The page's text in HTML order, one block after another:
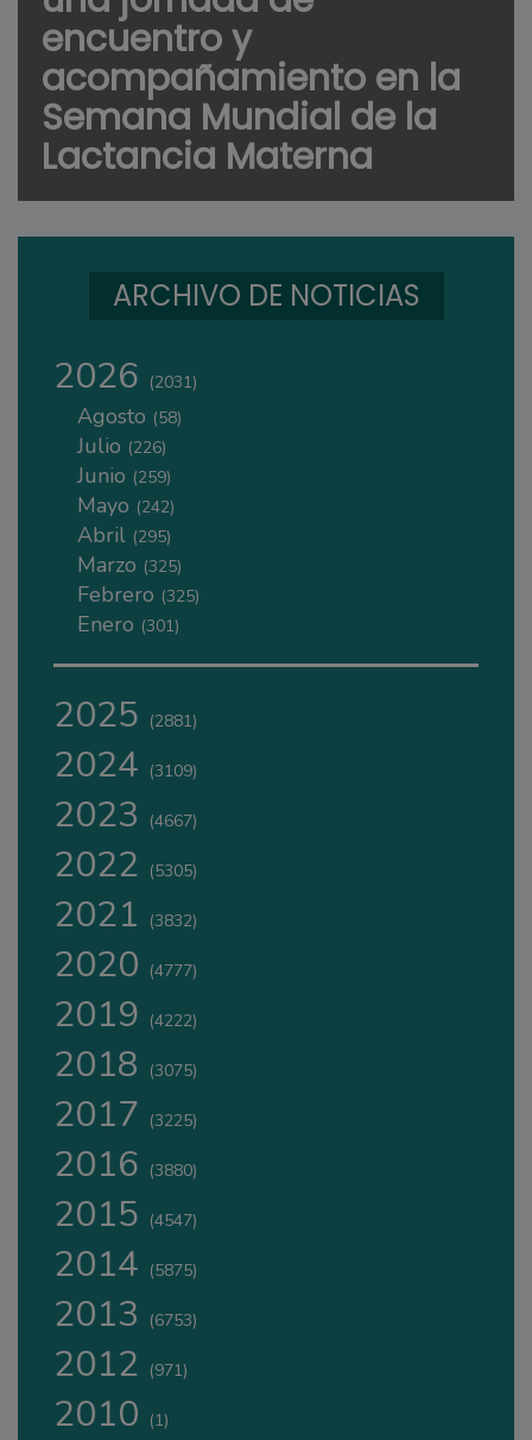
encuentro y
acompañamiento en la
Semana Mundial de la
Lactancia Materna
ARCHIVO DE NOTICIAS
2026 (2031)
Agosto (58)
Julio (226)
Junio (259)
Mayo (242)
Abril (295)
Marzo (325)
Febrero (325)
Enero (301)
2025 (2881)
2024 (3109)
2023 (4667)
2022 (5305)
2021 (3832)
2020 (4777)
2019 (4222)
2018 (3075)
2017 (3225)
2016 (3880)
2015 (4547)
2014 (5875)
2013 (6753)
2012 (971)
2010 (1)